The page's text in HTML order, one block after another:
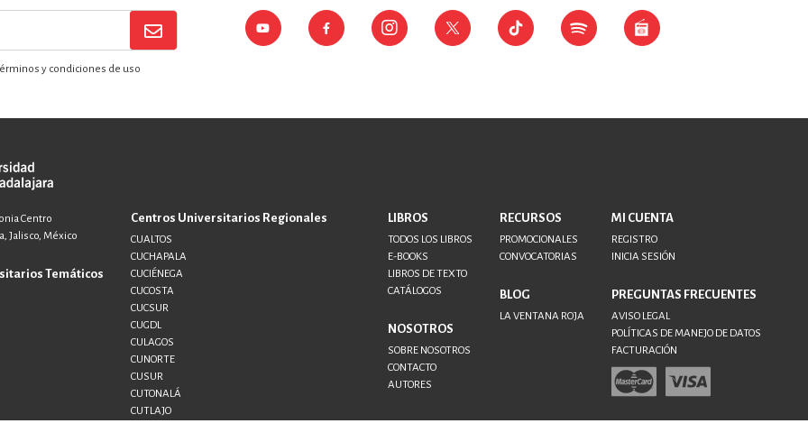
y condiciones de uso
Centro
Jalisco, México
Temáticos
Centros Universitarios Regionales
CUALTOS
CUCHAPALA
CUCIÉNEGA
CUCOSTA
CUCSUR
CUGDL
CULAGOS
CUNORTE
CUSUR
CUTONALÁ
CUTLAJO
LIBROS
TODOS LOS LIBROS
E-BOOKS
LIBROS DE TEXTO
CATÁLOGOS
NOSOTROS
SOBRE NOSOTROS
CONTACTO
AUTORES
RECURSOS
PROMOCIONALES
CONVOCATORIAS
BLOG
LA VENTANA ROJA
MI CUENTA
REGISTRO
INICIA SESIÓN
PREGUNTAS FRECUENTES
AVISO LEGAL
POLÍTICAS DE MANEJO DE DATOS
FACTURACIÓN